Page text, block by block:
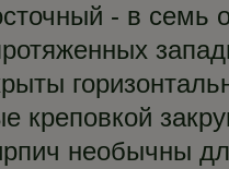
- в
креповкой
необычны